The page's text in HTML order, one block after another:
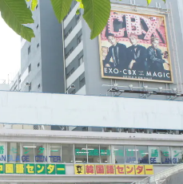
短期大學
大學
研究所
商業日文課程
寒暑假遊學套裝課程
打工度假